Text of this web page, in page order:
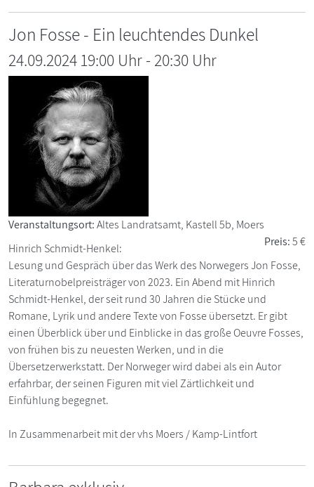
Jon Fosse - Ein leuchtendes Dunkel
24.09.2024 19:00 Uhr-20:30 Uhr
Veranstaltungsort:Altes Landratsamt, Kastell 5b, Moers
Preis:5 €
Hinrich Schmidt-Henkel:
Lesung und Gespräch über das Werk des Norwegers Jon Fosse,
Literaturnobelpreisträger von 2023. Ein Abend mit Hinrich
Schmidt-Henkel, der seit rund 30 Jahren die Stücke und
Romane, Lyrik und andere Texte von Fosse übersetzt. Er gibt
einen Überblick über und Einblicke in das große Oeuvre Fosses,
von frühen bis zu neuesten Werken, und in die
Übersetzerwerkstatt. Der Norweger wird dabei als ein Autor
erfahrbar, der seinen Figuren mit viel Zärtlichkeit und
Einfühlung begegnet.
In Zusammenarbeit mit der vhs Moers / Kamp-Lintfort